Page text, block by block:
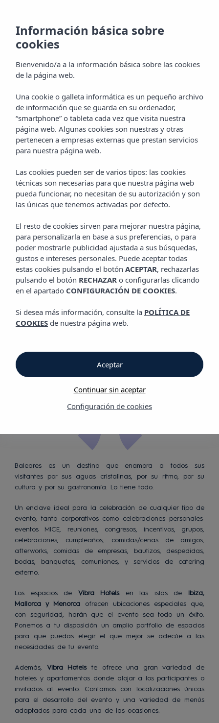
EVENTS BY VIBRAamplia
oferta de espacios para
eventos en Ibiza, Mallorca o
Menorca
evento especial
Baleares es un destino que enamora a todos sus
visitantes por sus aguas cristalinas, por su ritmo, por su
cultura y por su gastronomía. Lo tiene todo.
Un enclave ideal para la celebración de cualquier tipo de
evento, tanto corporativos como celebraciones personales:
eventos MICE, reuniones, congresos, incentivos, grupos,
celebraciones, cumpleaños, comidas/cenas de amigos,
afterworks, comidas de empresas, bautizos, despedidas,
bodas, banquetes, comuniones, y servicios de catering
externo.
Los espacios de Vibra Hotelsen las islas de Ibiza,
Mallorca y Menorca ofrecen ubicaciones especiales que,
con seguridad, harán que el evento sea todo un éxito.
Ponemos a tu disposición un amplio portfolio de espacios
para que puedas elegir el que mejor se adecúe a las
necesidades de tu evento.
Además, Vibra Hotelste ofrece una gran variedad de
hoteles y apartamentos donde alojar a los participantes o
invitados al evento. Contamos con localizaciones únicas
para el desarrollo del evento y una variedad de menús
adaptados para cada una de las ocasiones.
Información básica sobre
cookies
Bienvenido/a a la información básica sobre las cookies
de la página web.
Una cookie o galleta informática es un pequeño archivo
de información que se guarda en su ordenador,
“smartphone” o tableta cada vez que visita nuestra
página web. Algunas cookies son nuestras y otras
pertenecen a empresas externas que prestan servicios
para nuestra página web.
Las cookies pueden ser de varios tipos: las cookies
técnicas son necesarias para que nuestra página web
pueda funcionar, no necesitan de su autorización y son
las únicas que tenemos activadas por defecto.
El resto de cookies sirven para mejorar nuestra página,
para personalizarla en base a sus preferencias, o para
poder mostrarle publicidad ajustada a sus búsquedas,
gustos e intereses personales. Puede aceptar todas
estas cookies pulsando el botón ACEPTAR, rechazarlas
pulsando el botón RECHAZAR o configurarlas clicando
en el apartado CONFIGURACIÓN DE COOKIES.
Si desea más información, consulte la POLÍTICA DE
COOKIES de nuestra página web.
Configuración de cookies
Continuar sin aceptar
Aceptar